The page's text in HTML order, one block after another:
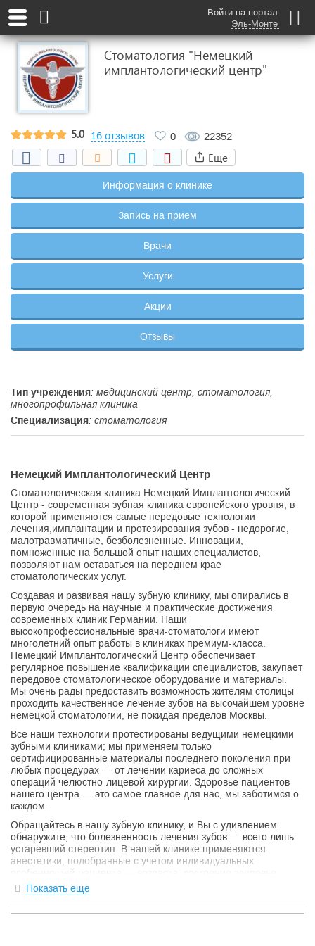
Войти на портал
Эль-Монте
Стоматология "Немецкий
имплантологический центр"
5.0 16 отзывов 0 22352
Еще
Информация о клинике
Запись на прием
Врачи
Услуги
Акции
Отзывы
Тип учреждения: медицинский центр, стоматология,
многопрофильная клиника
Специализация: стоматология
Немецкий Имплантологический Центр
Стоматологическая клиника Немецкий Имплантологический
Центр - современная зубная клиника европейского уровня, в
которой применяются самые передовые технологии
лечения,имплантации и протезирования зубов - недорогие,
малотравматичные, безболезненные. Инновации,
помноженные на большой опыт наших специалистов,
позволяют нам оставаться на переднем крае
стоматологических услуг.
Создавая и развивая нашу зубную клинику, мы опирались в
первую очередь на научные и практические достижения
современных клиник Германии. Наши
высокопрофессиональные врачи-стоматологи имеют
многолетний опыт работы в клиниках премиум-класса.
Немецкий Имплантологический Центр обеспечивает
регулярное повышение квалификации специалистов, закупает
передовое стоматологическое оборудование и материалы.
Мы очень рады предоставить возможность жителям столицы
проходить качественное лечение зубов на высочайшем уровне
немецкой стоматологии, не покидая пределов Москвы.
Все наши технологии протестированы ведущими немецкими
зубными клиниками; мы применяем только
сертифицированные материалы последнего поколения при
любых процедурах — от лечении кариеса до сложных
операций челюстно-лицевой хирургии. Здоровье пациентов
нашего центра — это самое главное для нас, мы заботимся о
каждом.
Обращайтесь в нашу зубную клинику, и Вы с удивлением
обнаружите, что болезненность лечения зубов — всего лишь
устаревший стереотип. В нашей клинике применяются
анестетики, подобранные с учетом индивидуальных
особенностей пациента — возраста, состояния здоровья,
чувствительности к боли и психологического барьера.
Применение новых препаратов местной анестезии, а также
Показать еще